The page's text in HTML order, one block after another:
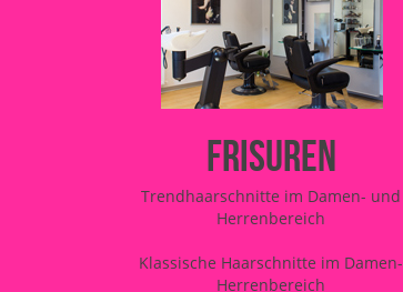
Frisuren
Trendhaarschnitte im Damen- und
Herrenbereich
Klassische Haarschnitte im Damen-
Herrenbereich